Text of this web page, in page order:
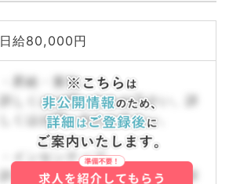
日給80,000円
・昇給・賞与
詳しくはお問い合わせ下さい。詳
しくはお問い合わせ下さい。
・インセンティブ
詳しくはお問い合わせ下さい。詳